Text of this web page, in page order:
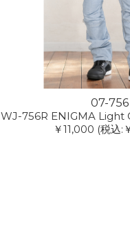
07-756
WJ-756R ENIGMA Light
￥11,000 (税込: